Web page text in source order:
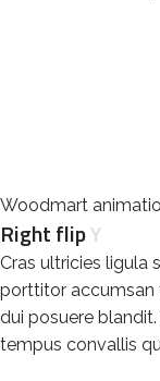
Woodmart
Right flipY
Cras ultricies ligula
porttitor accumsan
dui posuere
tempus convallis